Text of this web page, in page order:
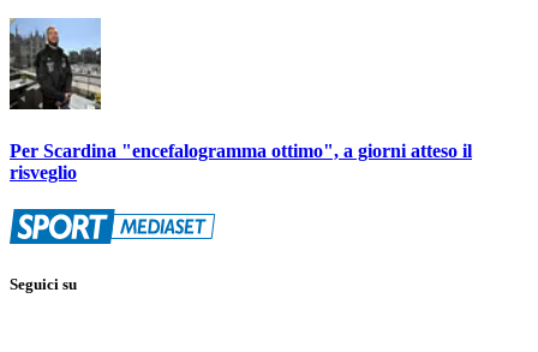
Per Scardina "encefalogramma ottimo", a giorni atteso il
risveglio
Seguici su